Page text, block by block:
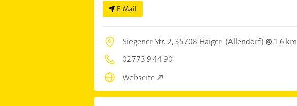
E-Mail
Siegener Str. 2,35708 Haiger (Allendorf)
1,6 km
02773 9 44 90
Webseite